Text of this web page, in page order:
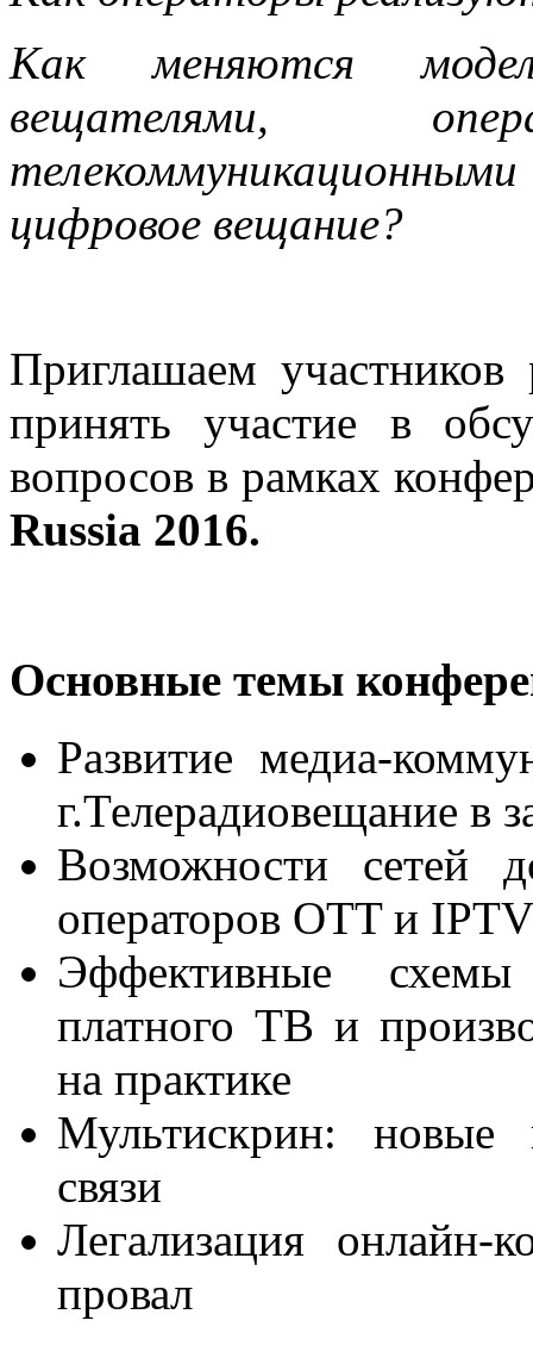
Как меняются
вещателями,
цифровое вещание?
Приглашаем участников
принять участие в
вопросов в рамках
Russia 2016.
Основные темы
Развитие медиа-
г.Телерадиовещание в
Возможности сетей
операторов OTT и IPTV
Эффективные схемы
платного ТВ и
на практике
Мультискрин: новые
связи
Легализация
провал